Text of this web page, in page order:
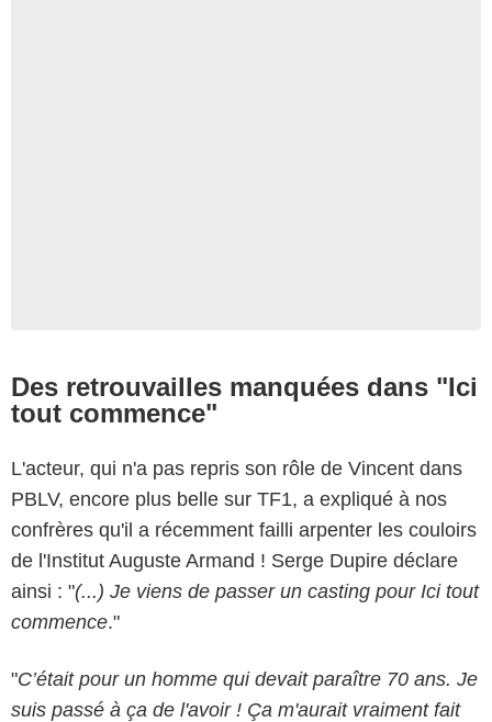
Des retrouvailles manquées dans "Ici
tout commence"
L'acteur, qui n'a pas repris son rôle de Vincent dans
PBLV, encore plus belle sur TF1, a expliqué à nos
confrères qu'il a récemment failli arpenter les couloirs
de l'Institut Auguste Armand ! Serge Dupire déclare
ainsi : "(...) Je viens de passer un casting pour Ici tout
commence."
"C’était pour un homme qui devait paraître 70 ans. Je
suis passé à ça de l'avoir ! Ça m'aurait vraiment fait